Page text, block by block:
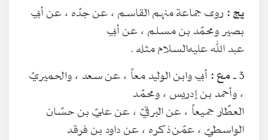
يج :روى جماعة منهم القاسم ، عن جدّه ، عن أبي
بصير ومحمّد بن مسلم ، عن أبي
عبد الله عليه‌السلام مثله .
3 ـ مع :أبي وابن الوليد معاً ، عن سعد ، والحميريّ
، وأحمد بن إدريس ، ومحمّد
العطّار جميعاً ، عن البرقيّ ، عن عليّ بن حسّان
الواسطيّ ، عمّن ذكره ، عن داود بن فرقد